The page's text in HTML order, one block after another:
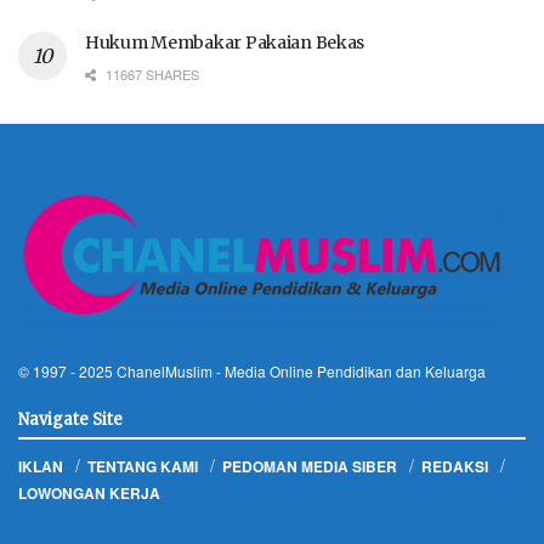
Hukum Membakar Pakaian Bekas
11667 SHARES
© 1997 - 2025 ChanelMuslim - Media Online Pendidikan dan Keluarga
Navigate Site
IKLAN TENTANG KAMI PEDOMAN MEDIA SIBER
REDAKSI
LOWONGAN KERJA